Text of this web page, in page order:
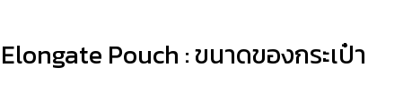
Pouch : ขนาดของกระเป๋า